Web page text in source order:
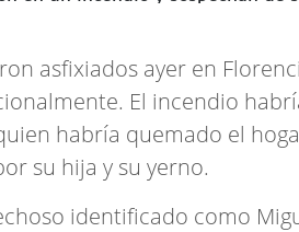
asfixiados ayer en
El incendio
habría quemado el
su hija y su yerno.
identificado como